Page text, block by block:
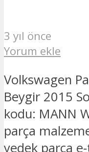
3 yıl önce
Yorum ekle
Volkswagen
Beygir 2015
kodu: MANN
parça
yedek parça